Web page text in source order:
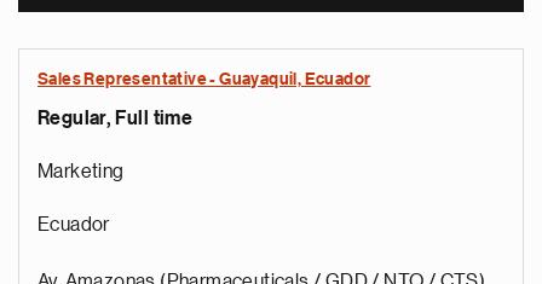
Sales Representative - Guayaquil, Ecuador
Regular, Full time
Marketing
Ecuador